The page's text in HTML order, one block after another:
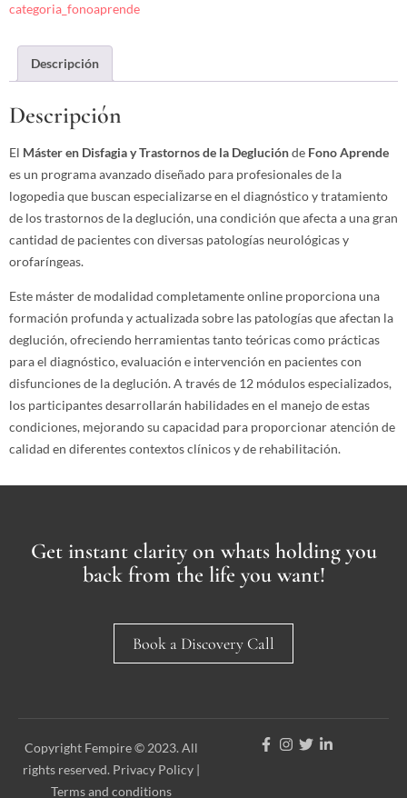
categoria_fonoaprende
Descripción
Descripción
El Máster en Disfagia y Trastornos de la Degluciónde Fono Aprende
es un programa avanzado diseñado para profesionales de la
logopedia que buscan especializarse en el diagnóstico y tratamiento
de los trastornos de la deglución, una condición que afecta a una gran
cantidad de pacientes con diversas patologías neurológicas y
orofaríngeas.
Este máster de modalidad completamente online proporciona una
formación profunda y actualizada sobre las patologías que afectan la
deglución, ofreciendo herramientas tanto teóricas como prácticas
para el diagnóstico, evaluación e intervención en pacientes con
disfunciones de la deglución. A través de 12 módulos especializados,
los participantes desarrollarán habilidades en el manejo de estas
condiciones, mejorando su capacidad para proporcionar atención de
calidad en diferentes contextos clínicos y de rehabilitación.
Get instant clarity on whats holding you
back from the life you want!
Book a Discovery Call
Copyright Fempire © 2023. All
rights reserved. Privacy Policy |
Terms and conditions